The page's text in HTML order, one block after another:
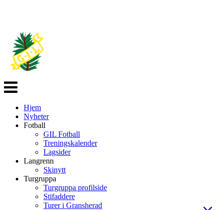
Veksle
navigasjon
Hjem
Nyheter
Fotball
GIL Fotball
Treningskalender
Lagsider
Langrenn
Skinytt
Turgruppa
Turgruppa profilside
Stifaddere
Turer i Gransherad